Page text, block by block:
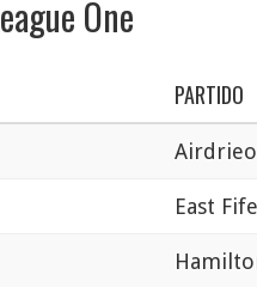
One
PARTIDO
East